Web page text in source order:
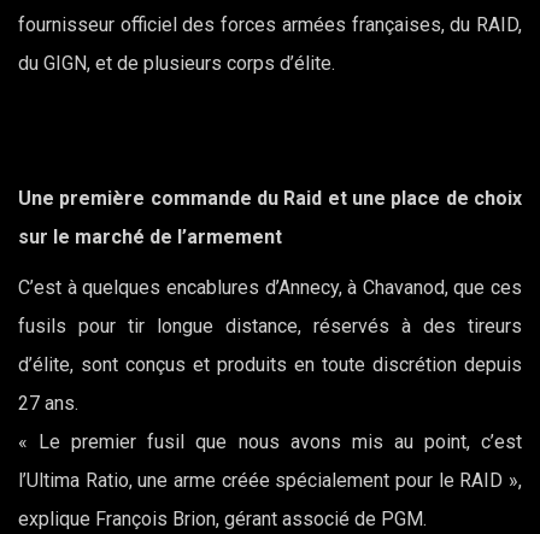
fournisseur officiel des forces armées françaises, du RAID,
du GIGN, et de plusieurs corps d’élite.
Une première commande du Raid et une place de choix
sur le marché de l’armement
C’est à quelques encablures d’Annecy, à Chavanod, que ces
fusils pour tir longue distance, réservés à des tireurs
d’élite, sont conçus et produits en toute discrétion depuis
27 ans.
« Le premier fusil que nous avons mis au point, c’est
l’Ultima Ratio, une arme créée spécialement pour le RAID »,
explique François Brion, gérant associé de PGM.